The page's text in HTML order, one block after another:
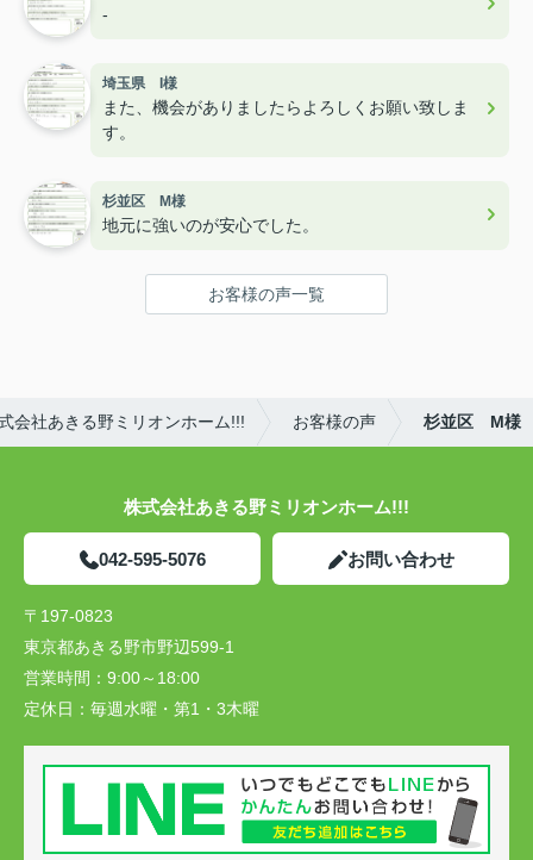
-
埼玉県 I様
また、機会がありましたらよろしくお願い致しま
す。
杉並区 M様
地元に強いのが安心でした。
お客様の声一覧
会社あきる野ミリオンホーム!!! お客様の声 杉並区 M様
株式会社あきる野ミリオンホーム!!!
042-595-5076 お問い合わせ
〒197-0823
東京都あきる野市野辺599-1
営業時間： 9:00～18:00
定休日： 毎週水曜・第1・3木曜